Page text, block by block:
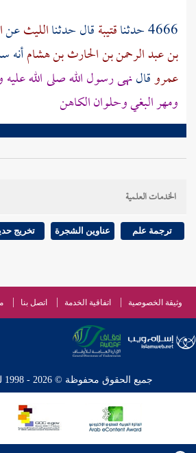
4666 حدثنا
قتيبةقال حدثناالليثعن
بن عبد الرحمن بن الحارث بن هشامأنه
عمروقالنهى رسول الله صلى الله
ومهر البغي وحلوان الكاهن
الخدمات العلمية
ترجمة علم عناوين الشجرة تخريج
وثيقة الخصوصية اتفاقية الخدمة اتصل بنا
جميع الحقوق محفوظة © 2026 - 1998 لشبكة إسلام ويب